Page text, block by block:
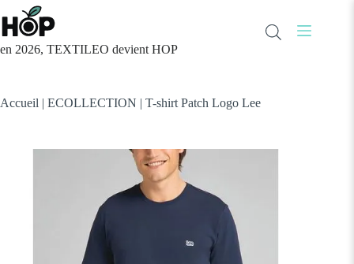
Passer
au
contenu
en 2026, TEXTILEO devient HOP
Accueil | ECOLLECTION | T-shirt Patch Logo Lee